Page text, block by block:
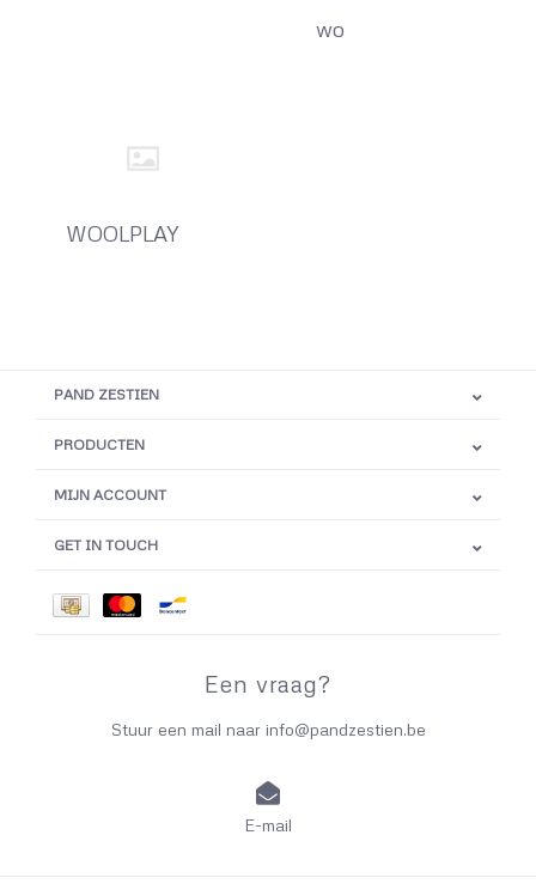
wo
WOOLPLAY
PAND ZESTIEN
PRODUCTEN
MIJN ACCOUNT
GET IN TOUCH
Een vraag?
Stuur een mail naar info@pandzestien.be
E-mail